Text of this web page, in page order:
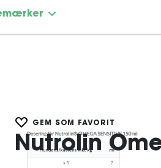
GEM SOM FAVORIT
Nutrolin